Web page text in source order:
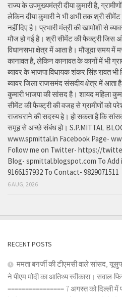
राज्य के उपमुख्यमंत्री दीया कुमारी है,
लेकिन दीया कुमारी ने भी अभी तक श्री
नहीं दिए है। प्रभारी मंत्री की खामोशी से
मौज हो गई है। श्री सीमेंट की फैक्ट्री जिस
विधानसभा क्षेत्र में आता है। मौजूदा समय में
कानावत है, लेकिन कानावत के कानों में भी
ब्यावर के भाजपा विधायक शंकर सिंह रावत
ब्यावर जिला राजसमंद संसदीय क्षेत्र में आता
कुमारी भाजपा की सांसद है। शायद महिला
सीमेंट की फैक्ट्री की वजह से ग्रामीणों को
राजघराने की सदस्य हे। हो सकता है कि
समूह से अच्छे संबंध हो। S.P.MITTAL
www.spmittal.in Facebook Page-
Follow me on Twitter- https://
Blog- spmittal.blogspot.com To Add
9166157932 To Contact- 9829071511
6 AUG, 2026
RECENT POSTS
ममता बनर्जी की टीएमसी वाले सांसद,
ने पीएम मोदी का आतिथ्य स्वीकारा। सवाल-
================ 7 अगस्त को दिल्ली में